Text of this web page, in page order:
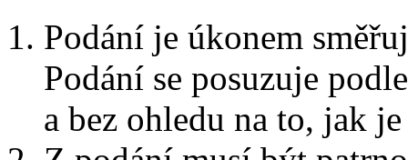
Podání je úkonem
Podání se posuzuje
a bez ohledu na to, jak